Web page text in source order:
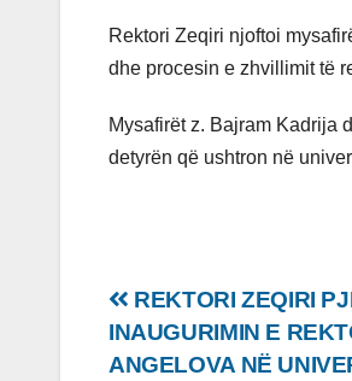
Rektori Zeqiri njoftoi
dhe procesin e zhvillimit të
Mysafirët z. Bajram Kadrija
detyrën që ushtron në
Lëvizje
te
REKTORI ZEQIRI
INAUGURIMIN E
ANGELOVA NË